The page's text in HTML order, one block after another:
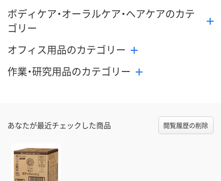
ボディケア・オーラルケア・ヘアケアのカテ
ゴリー
オフィス用品のカテゴリー
作業・研究用品のカテゴリー
あなたが最近チェックした商品 閲覧履歴の削除